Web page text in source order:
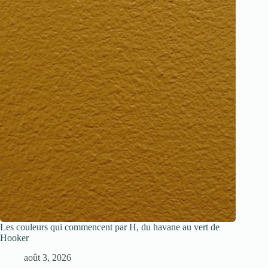
Les couleurs qui commencent par H, du havane au vert de
Hooker
août 3, 2026